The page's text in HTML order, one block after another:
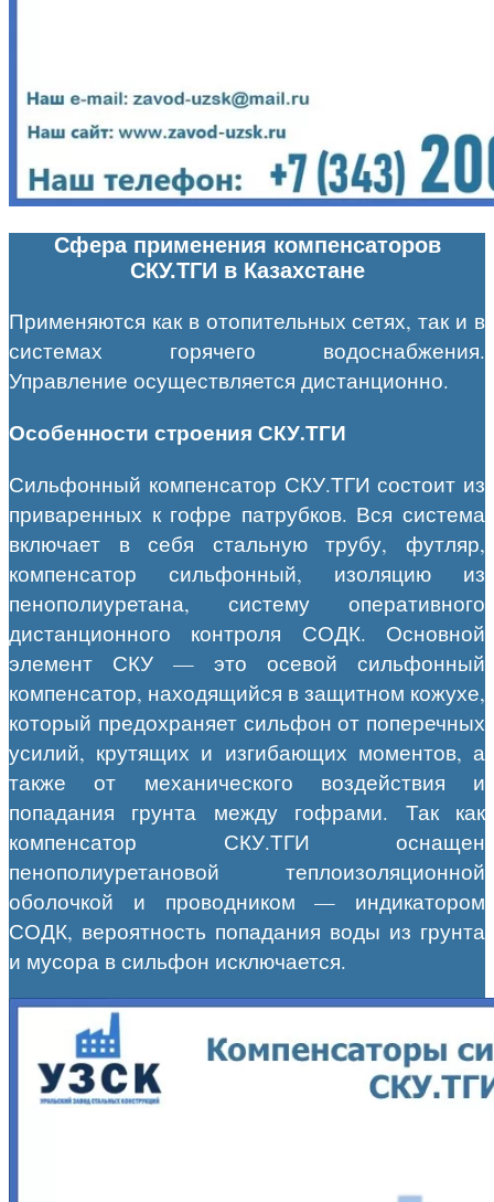
Сфера применения компенсаторов
СКУ.ТГИ в Казахстане
Применяются как в отопительных сетях, так и в
системах горячего водоснабжения.
Управление осуществляется дистанционно.
Особенности строения СКУ.ТГИ
Сильфонный компенсатор СКУ.ТГИ состоит из
приваренных к гофре патрубков. Вся система
включает в себя стальную трубу, футляр,
компенсатор сильфонный, изоляцию из
пенополиуретана, систему оперативного
дистанционного контроля СОДК. Основной
элемент СКУ — это осевой сильфонный
компенсатор, находящийся в защитном кожухе,
который предохраняет сильфон от поперечных
усилий, крутящих и изгибающих моментов, а
также от механического воздействия и
попадания грунта между гофрами. Так как
компенсатор СКУ.ТГИ оснащен
пенополиуретановой теплоизоляционной
оболочкой и проводником — индикатором
СОДК, вероятность попадания воды из грунта
и мусора в сильфон исключается.